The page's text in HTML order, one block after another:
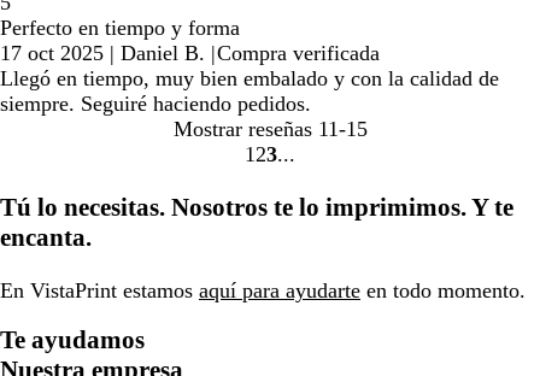
Perfecto en tiempo y forma
17 oct 2025 | Daniel B. |Compra verificada
Llegó en tiempo, muy bien embalado y con la calidad de
siempre. Seguiré haciendo pedidos.
Mostrar reseñas 11-15
Ir
la
1 Ir
la
2 Ir
la
3
Tú lo necesitas. Nosotros te lo imprimimos. Y te
encanta.
En VistaPrint estamos aquí para ayudarte en todo momento.
Te ayudamos
Nuestra empresa